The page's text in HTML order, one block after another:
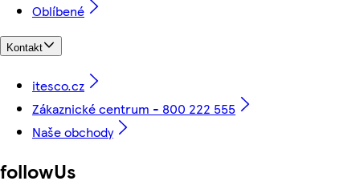
Oblíbené
Kontakt
itesco.cz
Zákaznické centrum - 800 222 555
Naše obchody
followUs